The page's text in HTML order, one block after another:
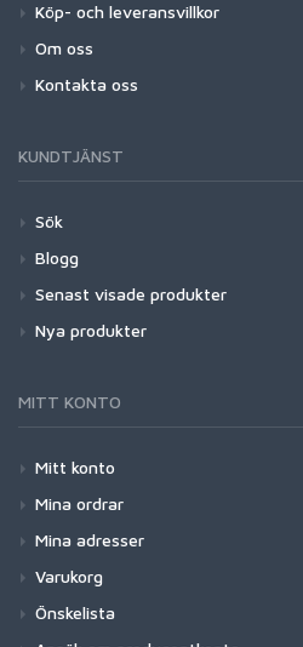
Köp- och leveransvillkor
Om oss
Kontakta oss
KUNDTJÄNST
Sök
Blogg
Senast visade produkter
Nya produkter
MITT KONTO
Mitt konto
Mina ordrar
Mina adresser
Varukorg
Önskelista